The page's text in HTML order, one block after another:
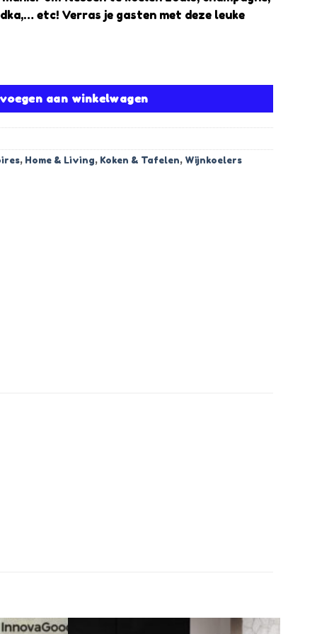
etc! Verras je gasten met deze leuke
Opener quantity
aan winkelwagen
, Home & Living, Koken & Tafelen, Wijnkoelers